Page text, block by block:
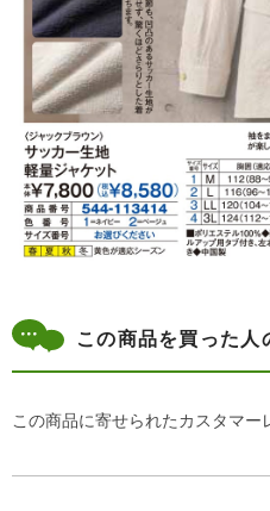
この商品を買った人
この商品に寄せられたカスタマー